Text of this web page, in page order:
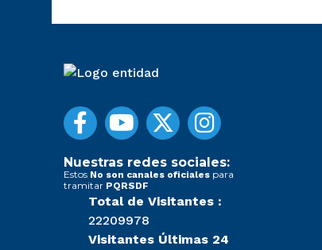
Nuestras redes sociales:
Estos No son canales oficiales para
tramitar PQRSDF
Total de Visitantes :
22209978
Visitantes Últimas 24